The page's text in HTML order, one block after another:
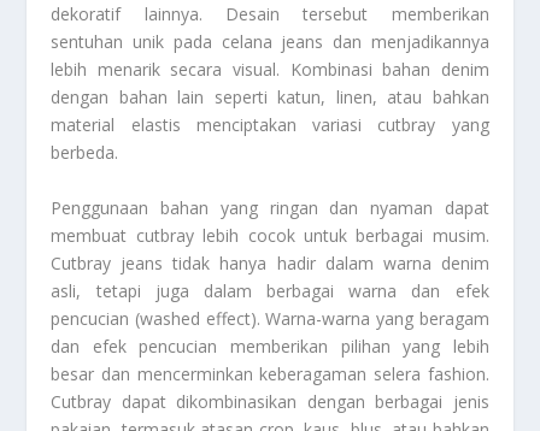
dekoratif lainnya. Desain tersebut memberikan
sentuhan unik pada celana jeans dan menjadikannya
lebih menarik secara visual. Kombinasi bahan denim
dengan bahan lain seperti katun, linen, atau bahkan
material elastis menciptakan variasi cutbray yang
berbeda.
Penggunaan bahan yang ringan dan nyaman dapat
membuat cutbray lebih cocok untuk berbagai musim.
Cutbray jeans tidak hanya hadir dalam warna denim
asli, tetapi juga dalam berbagai warna dan efek
pencucian (washed effect). Warna-warna yang beragam
dan efek pencucian memberikan pilihan yang lebih
besar dan mencerminkan keberagaman selera fashion.
Cutbray dapat dikombinasikan dengan berbagai jenis